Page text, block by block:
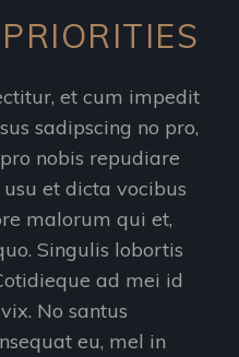
et cum impedit
sadipscing no pro,
nobis repudiare
et dicta vocibus
malorum qui et,
Singulis lobortis
ad mei id
No santus
eu, mel in